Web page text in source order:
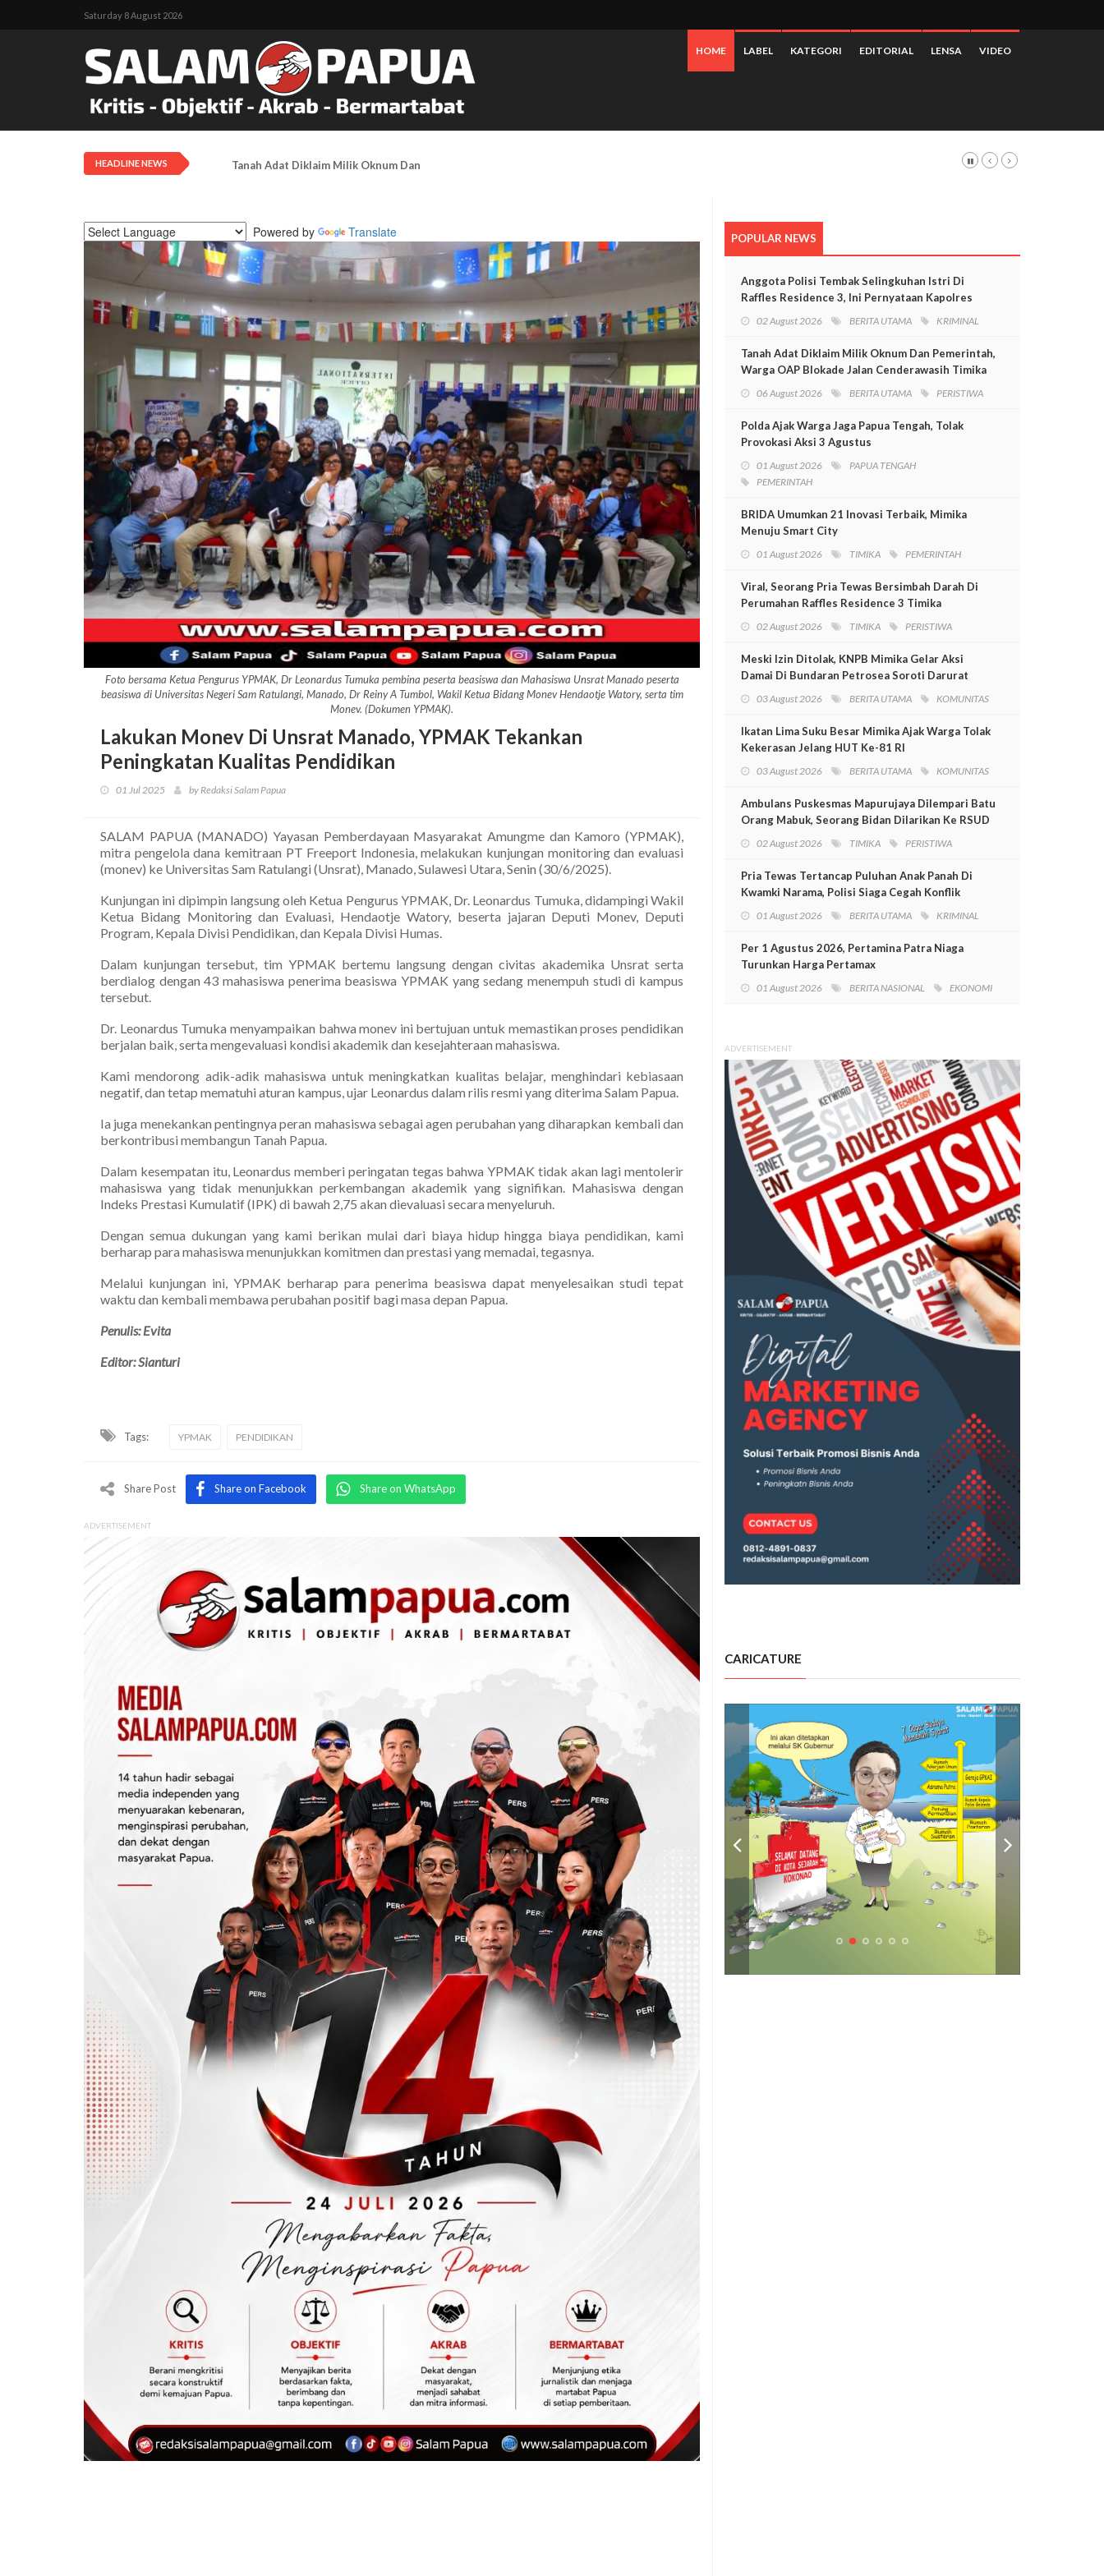
Saturday 8 August 2026
HOME LABEL KATEGORI EDITORIAL LENSA VIDEO
HEADLINE NEWS Tanah Adat Diklaim Milik Oknum Dan Pemerintah, Warga OAP Blokade Jalan Cenderawasih Timika
Powered by Translate
Foto bersama Ketua Pengurus YPMAK, Dr Leonardus Tumuka pembina peserta beasiswa dan Mahasiswa Unsrat Manado peserta
beasiswa di Universitas Negeri Sam Ratulangi, Manado, Dr Reiny A Tumbol, Wakil Ketua Bidang Monev Hendaotje Watory, serta tim
Monev. (Dokumen YPMAK).
Lakukan Monev Di Unsrat Manado, YPMAK Tekankan
Peningkatan Kualitas Pendidikan
01 Jul 2025 by Redaksi Salam Papua
SALAM PAPUA (MANADO) Yayasan Pemberdayaan Masyarakat Amungme dan Kamoro (YPMAK),
mitra pengelola dana kemitraan PT Freeport Indonesia, melakukan kunjungan monitoring dan evaluasi
(monev) ke Universitas Sam Ratulangi (Unsrat), Manado, Sulawesi Utara, Senin (30/6/2025).
Kunjungan ini dipimpin langsung oleh Ketua Pengurus YPMAK, Dr. Leonardus Tumuka, didampingi Wakil
Ketua Bidang Monitoring dan Evaluasi, Hendaotje Watory, beserta jajaran Deputi Monev, Deputi
Program, Kepala Divisi Pendidikan, dan Kepala Divisi Humas.
Dalam kunjungan tersebut, tim YPMAK bertemu langsung dengan civitas akademika Unsrat serta
berdialog dengan 43 mahasiswa penerima beasiswa YPMAK yang sedang menempuh studi di kampus
tersebut.
Dr. Leonardus Tumuka menyampaikan bahwa monev ini bertujuan untuk memastikan proses pendidikan
berjalan baik, serta mengevaluasi kondisi akademik dan kesejahteraan mahasiswa.
Kami mendorong adik-adik mahasiswa untuk meningkatkan kualitas belajar, menghindari kebiasaan
negatif, dan tetap mematuhi aturan kampus, ujar Leonardus dalam rilis resmi yang diterima Salam Papua.
Ia juga menekankan pentingnya peran mahasiswa sebagai agen perubahan yang diharapkan kembali dan
berkontribusi membangun Tanah Papua.
Dalam kesempatan itu, Leonardus memberi peringatan tegas bahwa YPMAK tidak akan lagi mentolerir
mahasiswa yang tidak menunjukkan perkembangan akademik yang signifikan. Mahasiswa dengan
Indeks Prestasi Kumulatif (IPK) di bawah 2,75 akan dievaluasi secara menyeluruh.
Dengan semua dukungan yang kami berikan mulai dari biaya hidup hingga biaya pendidikan, kami
berharap para mahasiswa menunjukkan komitmen dan prestasi yang memadai, tegasnya.
Melalui kunjungan ini, YPMAK berharap para penerima beasiswa dapat menyelesaikan studi tepat
waktu dan kembali membawa perubahan positif bagi masa depan Papua.
Penulis: Evita
Editor: Sianturi
Tags: YPMAK PENDIDIKAN
Share Post Share on Facebook Share on WhatsApp
ADVERTISEMENT
POPULAR NEWS
Anggota Polisi Tembak Selingkuhan Istri Di
Raffles Residence 3, Ini Pernyataan Kapolres
02 August 2026 BERITA UTAMA KRIMINAL
Tanah Adat Diklaim Milik Oknum Dan Pemerintah,
Warga OAP Blokade Jalan Cenderawasih Timika
06 August 2026 BERITA UTAMA PERISTIWA
Polda Ajak Warga Jaga Papua Tengah, Tolak
Provokasi Aksi 3 Agustus
01 August 2026
PAPUA TENGAH
PEMERINTAH
BRIDA Umumkan 21 Inovasi Terbaik, Mimika
Menuju Smart City
01 August 2026 TIMIKA PEMERINTAH
Viral, Seorang Pria Tewas Bersimbah Darah Di
Perumahan Raffles Residence 3 Timika
02 August 2026 TIMIKA PERISTIWA
Meski Izin Ditolak, KNPB Mimika Gelar Aksi
Damai Di Bundaran Petrosea Soroti Darurat
03 August 2026 BERITA UTAMA KOMUNITAS
Ikatan Lima Suku Besar Mimika Ajak Warga Tolak
Kekerasan Jelang HUT Ke-81 RI
03 August 2026 BERITA UTAMA KOMUNITAS
Ambulans Puskesmas Mapurujaya Dilempari Batu
Orang Mabuk, Seorang Bidan Dilarikan Ke RSUD
02 August 2026 TIMIKA PERISTIWA
Pria Tewas Tertancap Puluhan Anak Panah Di
Kwamki Narama, Polisi Siaga Cegah Konflik
01 August 2026 BERITA UTAMA KRIMINAL
Per 1 Agustus 2026, Pertamina Patra Niaga
Turunkan Harga Pertamax
01 August 2026 BERITA NASIONAL EKONOMI
ADVERTISEMENT
CARICATURE